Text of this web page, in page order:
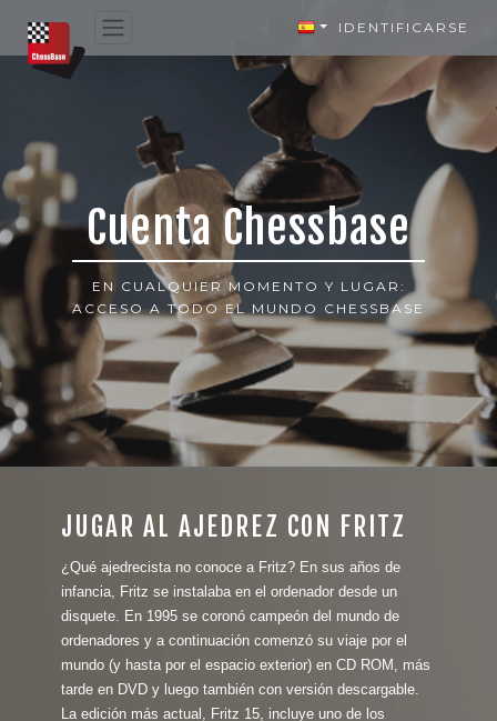
IDENTIFICARSE
Cuenta Chessbase
EN CUALQUIER MOMENTO Y LUGAR:
ACCESO A TODO EL MUNDO CHESSBASE
JUGAR AL AJEDREZ CON FRITZ
¿Qué ajedrecista no conoce a Fritz? En sus años de
infancia, Fritz se instalaba en el ordenador desde un
disquete. En 1995 se coronó campeón del mundo de
ordenadores y a continuación comenzó su viaje por el
mundo (y hasta por el espacio exterior) en CD ROM, más
tarde en DVD y luego también con versión descargable.
La edición más actual, Fritz 15, incluye uno de los